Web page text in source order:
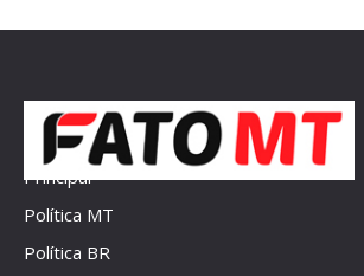
Principal
Política MT
Política BR